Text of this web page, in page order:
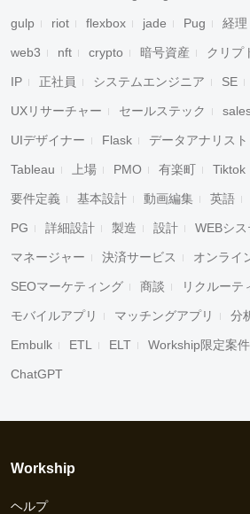
gulp riot flexbox jade Pug 経理
web3 nft crypto 暗号資産 クリプ
IP 正社員 システムエンジニア SE
UXリサーチャー セールステック
UIデザイナー Flask データアナリスト
Tableau 上場 PMO 有楽町 Tiktok
要件定義 基本設計 動画編集 英語
PG 詳細設計 製造 設計 WEBシス
マネージャー 決済サービス オンライ
SEOマーケティング 商談 リクルーテ
モバイルアプリ マッチングアプリ 分
Embulk ETL ELT Workship限定案件
ChatGPT
Workship
ヘルプ